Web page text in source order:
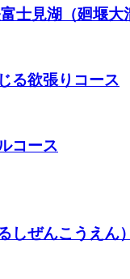
士見湖（廻堰大
る欲張りコース
コース
しぜんこうえん）